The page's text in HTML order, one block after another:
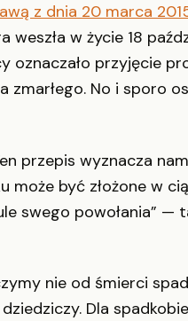
z dnia 20 marca
weszła w życie 18
przyjęcie
zmarłego. No i sporo
przepis wyznacza
może być złożone w
swego powołania” —
nie od śmierci
Dla